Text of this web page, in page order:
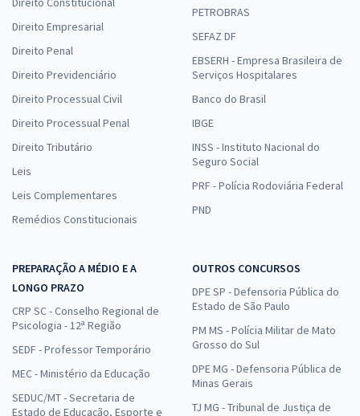
Direito Empresarial
Direito Penal
Direito Previdenciário
Direito Processual Civil
Direito Processual Penal
Direito Tributário
Leis
Leis Complementares
Remédios Constitucionais
PETROBRAS
SEFAZ DF
EBSERH - Empresa Brasileira de
Serviços Hospitalares
Banco do Brasil
IBGE
INSS - Instituto Nacional do
Seguro Social
PRF - Polícia Rodoviária Federal
PND
PREPARAÇÃO A MÉDIO E A
LONGO PRAZO
CRP SC - Conselho Regional de
Psicologia - 12ª Região
SEDF - Professor Temporário
MEC - Ministério da Educação
SEDUC/MT - Secretaria de
Estado de Educação, Esporte e
OUTROS CONCURSOS
DPE SP - Defensoria Pública do
Estado de São Paulo
PM MS - Polícia Militar de Mato
Grosso do Sul
DPE MG - Defensoria Pública de
Minas Gerais
TJ MG - Tribunal de Justiça de